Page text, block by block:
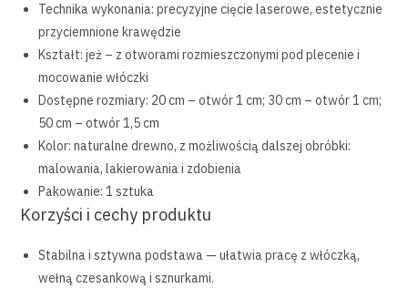
Technika wykonania: precyzyjne cięcie laserowe, estetycznie
przyciemnione krawędzie
Kształt: jeż – z otworami rozmieszczonymi pod plecenie i
mocowanie włóczki
Dostępne rozmiary: 20 cm – otwór 1 cm; 30 cm – otwór 1 cm;
50 cm – otwór 1,5 cm
Kolor: naturalne drewno, z możliwością dalszej obróbki:
malowania, lakierowania i zdobienia
Pakowanie: 1 sztuka
Korzyści i cechy produktu
Stabilna i sztywna podstawa — ułatwia pracę z włóczką,
wełną czesankową i sznurkami.